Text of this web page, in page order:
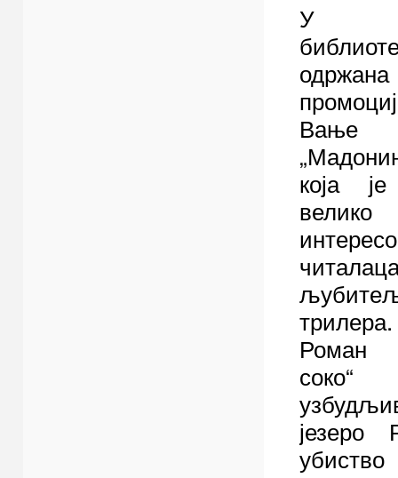
У
Вање
која
велико
трилера.
Роман
језеро